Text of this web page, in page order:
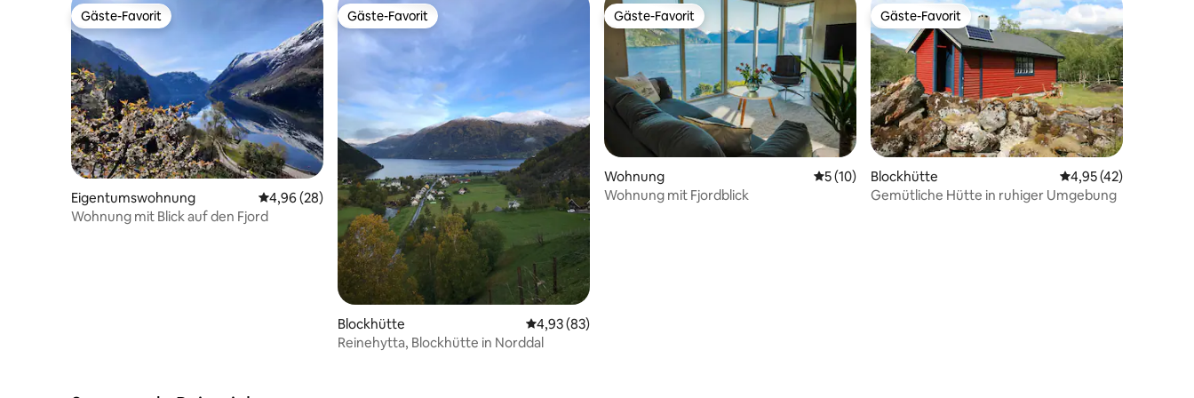
Gäste-Favorit
Gäste-Favorit
Eigentumswohnung Durchschnittliche Bewertung: 4,96 von 5, 28 Bewertungen
4,96 (28)
Wohnung mit Blick auf den Fjord
Gäste-Favorit
Gäste-Favorit
Blockhütte Durchschnittliche Bewertung: 4,93 von 5, 83 Bewertungen
4,93 (83)
Reinehytta, Blockhütte in Norddal
Gäste-Favorit
Gäste-Favorit
Wohnung Durchschnittliche Bewertung: 5 von 5, 10 Bewertungen
5 (10)
Wohnung mit Fjordblick
Gäste-Favorit
Gäste-Favorit
Blockhütte Durchschnittliche
4,95 (42)
Gemütliche Hütte in ruhiger Umgebung